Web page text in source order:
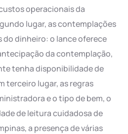
operacionais da
lugar, as contemplações
do dinheiro: o lance oferece
da contemplação,
tenha disponibilidade de
terceiro lugar, as regras
e o tipo de bem, o
de leitura cuidadosa de
a presença de várias